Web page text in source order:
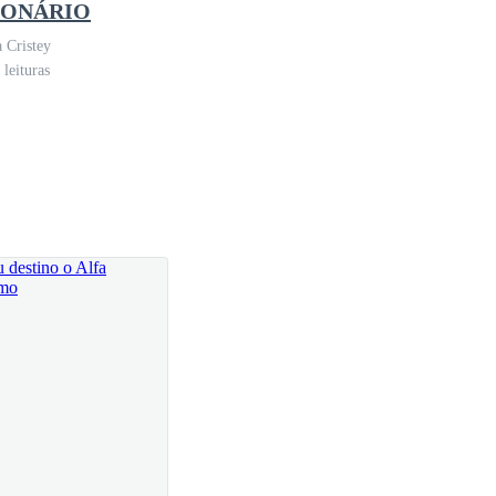
um ar.
— Ela faleceu e me deixou uma propriedade em
Cristey
leituras